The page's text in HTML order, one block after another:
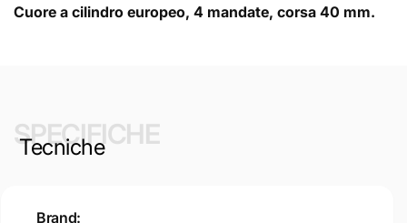
Cuore a cilindro europeo, 4 mandate, corsa 40 mm.
SPECIFICHE
Tecniche
Brand: